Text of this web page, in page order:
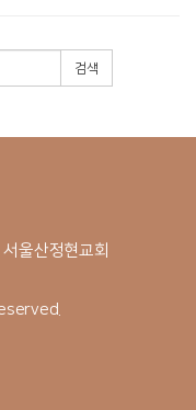
검색
울산정현교회